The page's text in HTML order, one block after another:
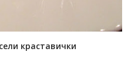
краставички